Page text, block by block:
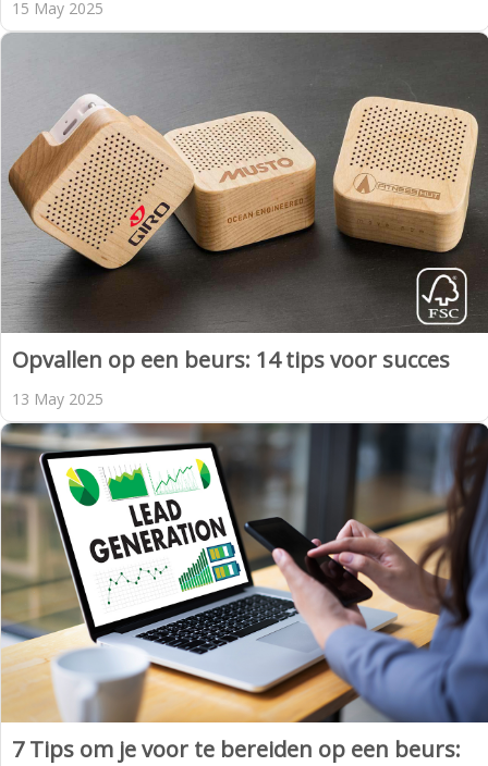
15 May 2025
Opvallen op een beurs: 14 tips voor succes
13 May 2025
7 Tips om je voor te bereiden op een beurs: